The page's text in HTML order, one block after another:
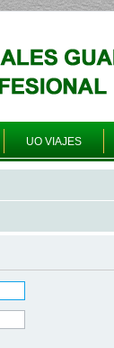
UO VIAJES